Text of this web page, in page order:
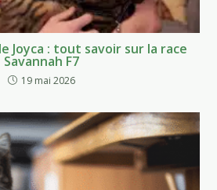
Joyca : tout savoir sur la race
Savannah F7
19 mai 2026